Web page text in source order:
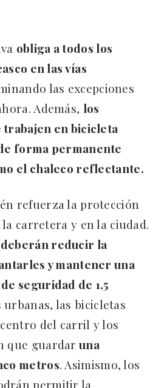
obliga a todos los
en las vías
las excepciones
Además, los
en bicicleta
forma permanente
el chaleco reflectante.
refuerza la protección
carretera y en la ciudad.
reducir la
y mantener una
seguridad de 1,5
urbanas, las bicicletas
del carril y los
que guardar una
metros. Asimismo, los
permitir la